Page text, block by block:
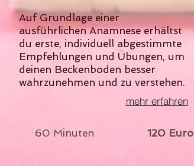
Auf Grundlage einer
ausführlichen Anamnese erhältst
du erste, individuell abgestimmte
Empfehlungen und Übungen, um
deinen Beckenboden besser
wahrzunehmen und zu verstehen.
mehr erfahren
60 Minuten 120 Euro